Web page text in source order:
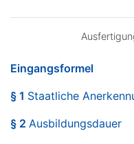
Eingangsformel
§ 1 Staatliche
§ 2 Ausbildungsdauer